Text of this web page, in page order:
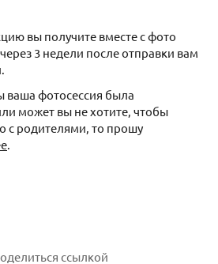
вы получите вместе с фото
3 недели после отправки вам
ваша фотосессия была
может вы не хотите, чтобы
с родителями, то прошу
.
ссылкой